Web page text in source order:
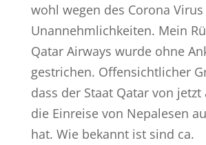
wohl wegen des Corona
Unannehmlichkeiten. Mein
Qatar Airways wurde ohne
gestrichen. Offensichtlicher
dass der Staat Qatar von
die Einreise von Nepalesen
hat. Wie bekannt ist sind ca.